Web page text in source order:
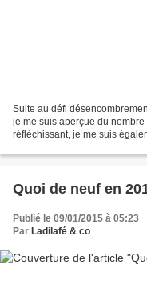
Suite au défi
je me suis aperçue du
réfléchissant, je me suis
Quoi de neuf en
Publié le 09/01/2015 à 05:23
Par Ladilafé & co